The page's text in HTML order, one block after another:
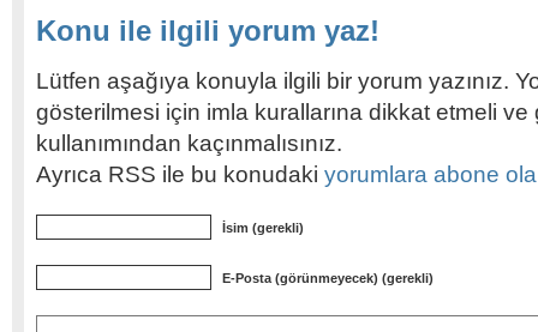
Konu ile ilgili yorum yaz!
Lütfen aşağıya konuyla ilgili bir yorum yazınız.
gösterilmesi için imla kurallarına dikkat etmeli
kullanımından kaçınmalısınız.
Ayrıca RSS ile bu konudaki yorumlara abone
İsim (gerekli)
E-Posta (görünmeyecek) (gerekli)